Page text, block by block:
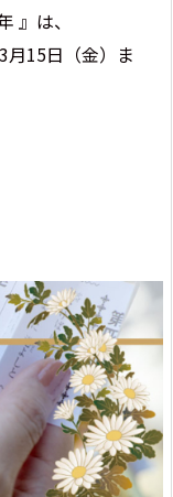
』は、
月15日（金）ま